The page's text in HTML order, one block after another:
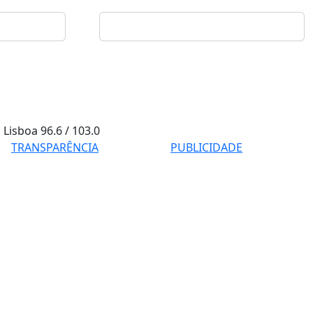
Lisboa96.6 / 103.0
TRANSPARÊNCIA
PUBLICIDADE